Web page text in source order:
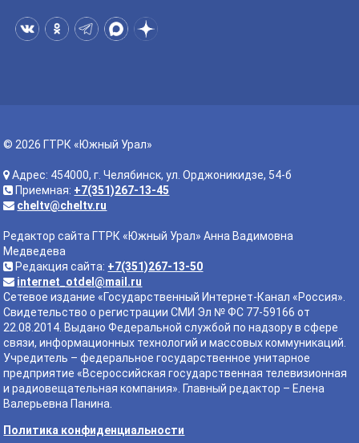
© 2026 ГТРК «Южный Урал»
Адрес: 454000, г. Челябинск, ул. Орджоникидзе, 54-б
Приемная: +7(351)267-13-45
cheltv@cheltv.ru
Редактор сайта ГТРК «Южный Урал» Анна Вадимовна
Медведева
Редакция сайта: +7(351)267-13-50
internet_otdel@mail.ru
Сетевое издание «Государственный Интернет-Канал «Россия».
Свидетельство о регистрации СМИ Эл № ФС 77-59166 от
22.08.2014. Выдано Федеральной службой по надзору в сфере
связи, информационных технологий и массовых коммуникаций.
Учредитель – федеральное государственное унитарное
предприятие «Всероссийская государственная телевизионная
и радиовещательная компания». Главный редактор – Елена
Валерьевна Панина.
Политика конфиденциальности